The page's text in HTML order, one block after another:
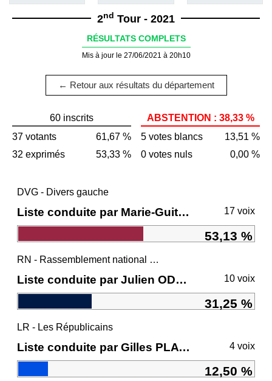
2nd Tour - 2021
RÉSULTATS COMPLETS
Mis à jour le 27/06/2021 à 20h10
← Retour aux résultats du département
60 inscrits
37 votants
61,67 %
32 exprimés
53,33 %
ABSTENTION : 38,33 %
5 votes blancs
13,51 %
0 votes nuls
0,00 %
DVG - Divers gauche
Liste conduite par Marie-Guite DUFAY 17 voix
53,13 %
RN - Rassemblement national et ses alliés
Liste conduite par Julien ODOUL 10 voix
31,25 %
LR - Les Républicains
Liste conduite par Gilles PLATRET 4 voix
12,50 %